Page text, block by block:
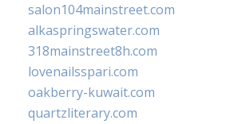
salon104mainstreet.com
alkaspringswater.com
318mainstreet8h.com
lovenailsspari.com
oakberry-kuwait.com
quartzliterary.com